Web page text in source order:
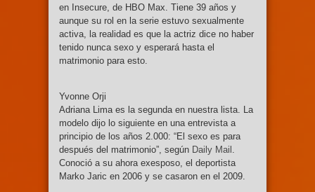
en Insecure, de HBO Max. Tiene 39 años y
aunque su rol en la serie estuvo sexualmente
activa, la realidad es que la actriz dice no haber
tenido nunca sexo y esperará hasta el
matrimonio para esto.
Yvonne Orji
Adriana Lima es la segunda en nuestra lista. La
modelo dijo lo siguiente en una entrevista a
principio de los años 2.000: “El sexo es para
después del matrimonio”, según Daily Mail
Conoció a su ahora exesposo, el deportista
Marko Jaric en 2006 y se casaron en el 2009.